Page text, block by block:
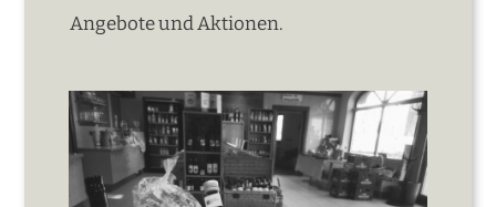
Angebote und Aktionen.